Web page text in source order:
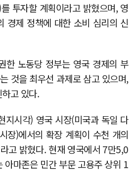
투자할 계획이라고 밝혔으며, 영
경제 정책에 대한 소비 심리의 신
한 노동당 정부는 영국 경제의 부
것을 최우선 과제로 삼고 있으며,
고 있다.
지시각) 영국 시장(미국과 독일 다
장)에서의 확장 계획이 수천 개의
고 밝혔다. 현재 영국에서 7만5,0
아마존은 민간 부문 고용주 상위 1